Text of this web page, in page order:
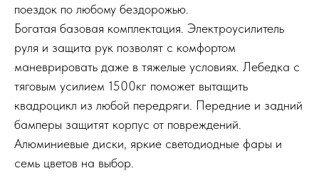
поездок по любому бездорожью.
Богатая базовая комплектация. Электроусилитель
руля и защита рук позволят с комфортом
маневрировать даже в тяжелые условиях. Лебедка с
тяговым усилием 1500кг поможет вытащить
квадроцикл из любой передряги. Передние и задний
бамперы защитят корпус от повреждений.
Алюминиевые диски, яркие светодиодные фары и
семь цветов на выбор.